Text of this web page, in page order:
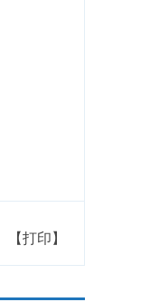
【打印】